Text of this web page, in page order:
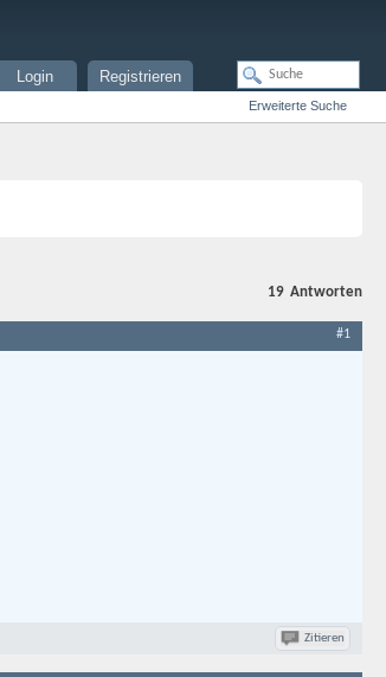
Registrieren
Login
Erweiterte Suche
19 Antworten
#1
Zitieren